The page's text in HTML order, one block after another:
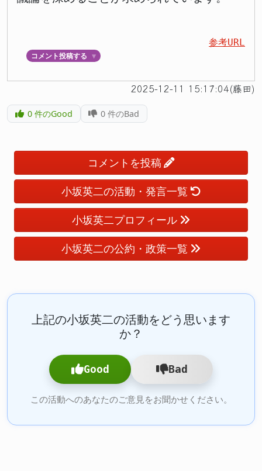
参考URL
コメント投稿する ▼
2025-12-11 15:17:04(藤田)
0件のGood 0 件のBad
コメントを投稿
小坂英二の活動・発言一覧
小坂英二プロフィール
小坂英二の公約・政策一覧
上記の小坂英二の活動をどう思います
か？
Good Bad
この活動へのあなたのご意見をお聞かせください。